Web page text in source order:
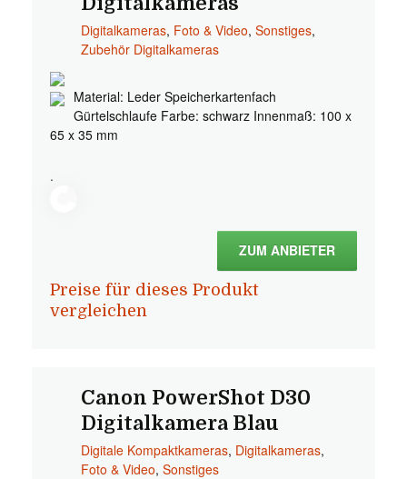
Digitalkameras, Foto & Video, Sonstiges,
Zubehör Digitalkameras
Material: Leder Speicherkartenfach
Gürtelschlaufe Farbe: schwarz Innenmaß: 100 x
65 x 35 mm
.
ZUM ANBIETER
Preise für dieses Produkt
vergleichen
Canon PowerShot D30
Digitalkamera Blau
Digitale Kompaktkameras, Digitalkameras,
Foto & Video, Sonstiges